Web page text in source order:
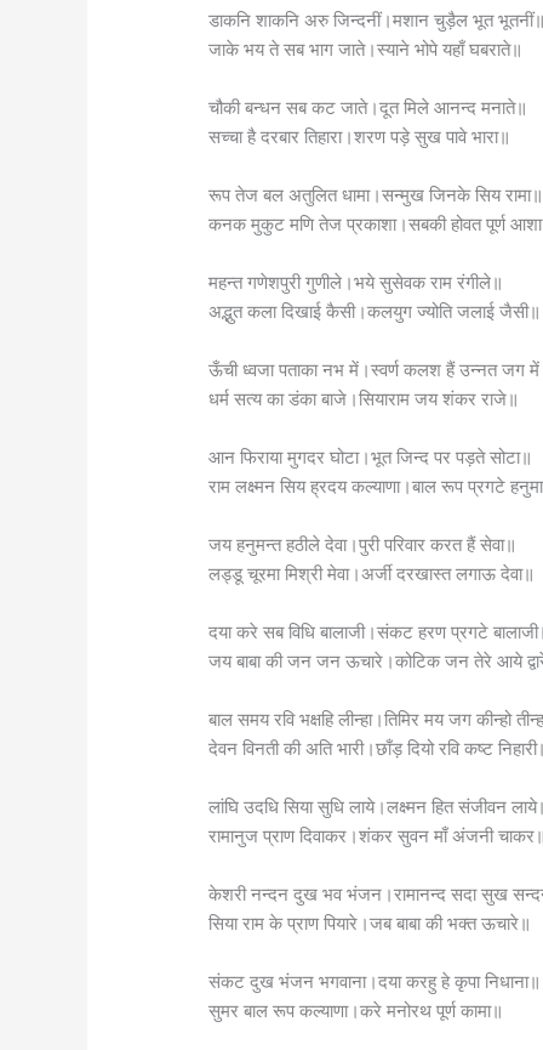
डाकनि शाकनि अरु जिन्दनीं।मशान चुड़ैल भूत भूतनीं॥
जाके भय ते सब भाग जाते।स्याने भोपे यहाँ घबराते॥
चौकी बन्धन सब कट जाते।दूत मिले आनन्द मनाते॥
सच्चा है दरबार तिहारा।शरण पड़े सुख पावे भारा॥
रूप तेज बल अतुलित धामा।सन्मुख जिनके सिय रामा॥
कनक मुकुट मणि तेज प्रकाशा।सबकी होवत पूर्ण
महन्त गणेशपुरी गुणीले।भये सुसेवक राम रंगीले॥
अद्भुत कला दिखाई कैसी।कलयुग ज्योति जलाई जैसी॥
ऊँची ध्वजा पताका नभ में।स्वर्ण कलश हैं उन्नत जग
धर्म सत्य का डंका बाजे।सियाराम जय शंकर राजे॥
आन फिराया मुगदर घोटा।भूत जिन्द पर पड़ते सोटा॥
राम लक्ष्मन सिय ह्रदय कल्याणा।बाल रूप प्रगटे
जय हनुमन्त हठीले देवा।पुरी परिवार करत हैं सेवा॥
लड्डू चूरमा मिश्री मेवा।अर्जी दरखास्त लगाऊ देवा॥
दया करे सब विधि बालाजी।संकट हरण प्रगटे
जय बाबा की जन जन ऊचारे।कोटिक जन तेरे आये
बाल समय रवि भक्षहि लीन्हा।तिमिर मय जग कीन्हो
देवन विनती की अति भारी।छाँड़ दियो रवि कष्ट
लांघि उदधि सिया सुधि लाये।लक्ष्मन हित संजीवन
रामानुज प्राण दिवाकर।शंकर सुवन माँ अंजनी चाकर॥
केशरी नन्दन दुख भव भंजन।रामानन्द सदा सुख
सिया राम के प्राण पियारे।जब बाबा की भक्त ऊचारे॥
संकट दुख भंजन भगवाना।दया करहु हे कृपा निधाना॥
सुमर बाल रूप कल्याणा।करे मनोरथ पूर्ण कामा॥